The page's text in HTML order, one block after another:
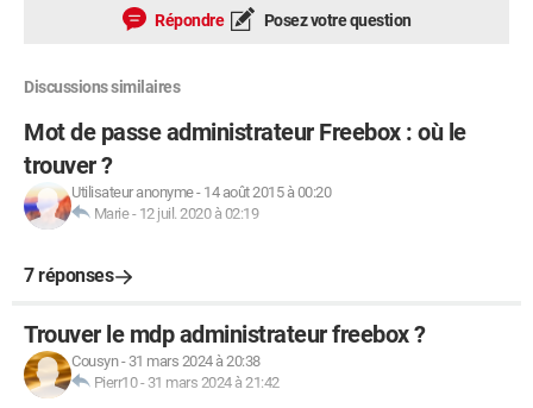
Répondre Posez votre question
Discussions similaires
Mot de passe administrateur Freebox : où le
trouver ?
Utilisateur anonyme- 14 août 2015 à 00:20
Marie- 12 juil. 2020 à 02:19
7 réponses
Trouver le mdp administrateur freebox ?
Cousyn- 31 mars 2024 à 20:38
Pierr10- 31 mars 2024 à 21:42